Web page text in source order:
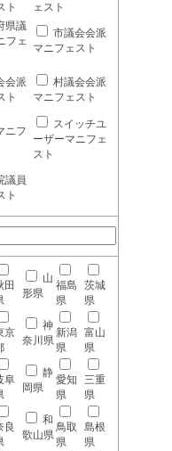
ト
ェスト
県議
フェ
市議会会派
マニフェスト
会派
ト
村議会会派
マニフェスト
ニフ
スイッチユ
ーザーマニフェ
スト
議員
ト
田
山
形県
福島
県
茨城
県
京
神
奈川県
新潟
県
富山
県
阜
静
岡県
愛知
県
三重
県
良
和
歌山県
鳥取
県
島根
県